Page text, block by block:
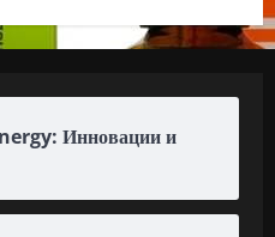
Инновации и